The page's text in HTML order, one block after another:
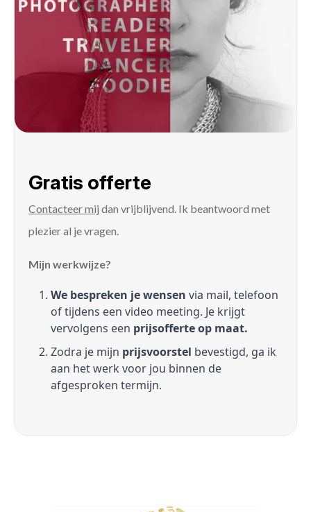
Gratis offerte
Contacteer mij dan vrijblijvend. Ik beantwoord met
plezier al je vragen.
Mijn werkwijze?
We bespreken je wensen via mail, telefoon
of tijdens een video meeting. Je krijgt
vervolgens een prijsofferte op maat.
Zodra je mijn prijsvoorstel bevestigd, ga ik
aan het werk voor jou binnen de
afgesproken termijn.